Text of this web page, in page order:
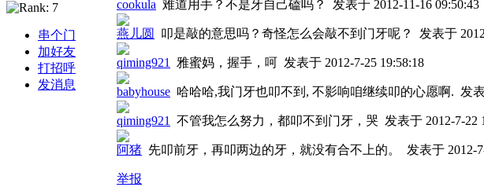
串个门
加好友
打招呼
发消息
cookula 难道用手？不是牙自己磕吗？ 发表于 2012-11-16 09:50:43
燕儿圆 叩是敲的意思吗？奇怪怎么会敲不到门牙呢？ 发表于
qiming921 雅蜜妈，握手，呵 发表于 2012-7-25 19:58:18
babyhouse 哈哈哈,我门牙也叩不到, 不影响咱继续叩的心愿啊. 发
qiming921 不管我怎么努力，都叩不到门牙，哭 发表于 2012-7-22
阿猪 先叩前牙，再叩两边的牙，就没有合不上的。 发表于 2012-
举报